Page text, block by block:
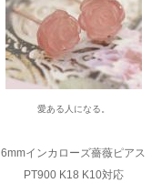
愛ある人になる。
6mmインカローズ薔薇ピアス
PT900 K18 K10対応